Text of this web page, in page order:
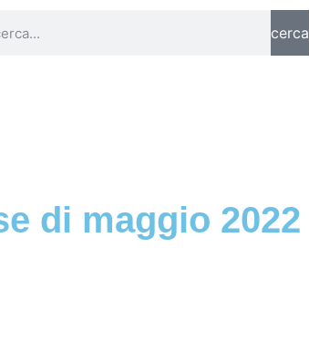
cerca
di maggio 2022